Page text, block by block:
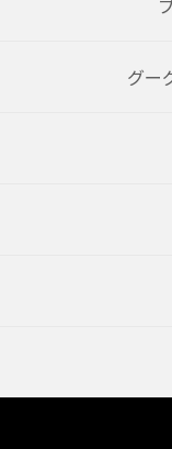
グー